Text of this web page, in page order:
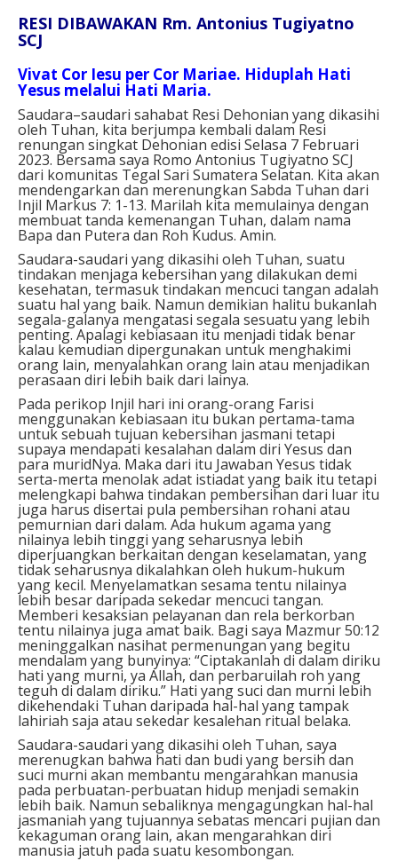
RESI DIBAWAKAN Rm. Antonius Tugiyatno
SCJ
Vivat Cor Iesu per Cor Mariae. Hiduplah Hati
Yesus melalui Hati Maria.
Saudara–saudari sahabat Resi Dehonian yang dikasihi
oleh Tuhan, kita berjumpa kembali dalam Resi
renungan singkat Dehonian edisi Selasa 7 Februari
2023. Bersama saya Romo Antonius Tugiyatno SCJ
dari komunitas Tegal Sari Sumatera Selatan. Kita akan
mendengarkan dan merenungkan Sabda Tuhan dari
Injil Markus 7: 1-13. Marilah kita memulainya dengan
membuat tanda kemenangan Tuhan, dalam nama
Bapa dan Putera dan Roh Kudus. Amin.
Saudara-saudari yang dikasihi oleh Tuhan, suatu
tindakan menjaga kebersihan yang dilakukan demi
kesehatan, termasuk tindakan mencuci tangan adalah
suatu hal yang baik. Namun demikian halitu bukanlah
segala-galanya mengatasi segala sesuatu yang lebih
penting. Apalagi kebiasaan itu menjadi tidak benar
kalau kemudian dipergunakan untuk menghakimi
orang lain, menyalahkan orang lain atau menjadikan
perasaan diri lebih baik dari lainya.
Pada perikop Injil hari ini orang-orang Farisi
menggunakan kebiasaan itu bukan pertama-tama
untuk sebuah tujuan kebersihan jasmani tetapi
supaya mendapati kesalahan dalam diri Yesus dan
para muridNya. Maka dari itu Jawaban Yesus tidak
serta-merta menolak adat istiadat yang baik itu tetapi
melengkapi bahwa tindakan pembersihan dari luar itu
juga harus disertai pula pembersihan rohani atau
pemurnian dari dalam. Ada hukum agama yang
nilainya lebih tinggi yang seharusnya lebih
diperjuangkan berkaitan dengan keselamatan, yang
tidak seharusnya dikalahkan oleh hukum-hukum
yang kecil. Menyelamatkan sesama tentu nilainya
lebih besar daripada sekedar mencuci tangan.
Memberi kesaksian pelayanan dan rela berkorban
tentu nilainya juga amat baik. Bagi saya Mazmur 50:12
meninggalkan nasihat permenungan yang begitu
mendalam yang bunyinya: “Ciptakanlah di dalam diriku
hati yang murni, ya Allah, dan perbaruilah roh yang
teguh di dalam diriku.” Hati yang suci dan murni lebih
dikehendaki Tuhan daripada hal-hal yang tampak
lahiriah saja atau sekedar kesalehan ritual belaka.
Saudara-saudari yang dikasihi oleh Tuhan, saya
merenugkan bahwa hati dan budi yang bersih dan
suci murni akan membantu mengarahkan manusia
pada perbuatan-perbuatan hidup menjadi semakin
lebih baik. Namun sebaliknya mengagungkan hal-hal
jasmaniah yang tujuannya sebatas mencari pujian dan
kekaguman orang lain, akan mengarahkan diri
manusia jatuh pada suatu kesombongan.